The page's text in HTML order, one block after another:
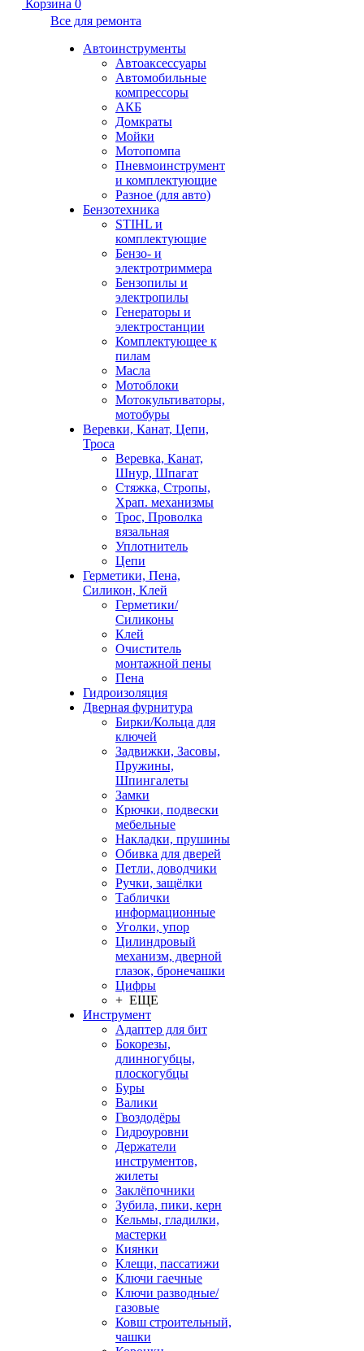
Корзина 0
Все для ремонта
Автоинструменты
Автоаксессуары
Автомобильные
компрессоры
АКБ
Домкраты
Мойки
Мотопомпа
Пневмоинструмент
и комплектующие
Разное (для авто)
Бензотехника
STIHL и
комплектующие
Бензо- и
электротриммера
Бензопилы и
электропилы
Генераторы и
электростанции
Комплектующее к
пилам
Масла
Мотоблоки
Мотокультиваторы,
мотобуры
Веревки, Канат, Цепи,
Троса
Веревка, Канат,
Шнур, Шпагат
Стяжка, Стропы,
Храп. механизмы
Трос, Проволка
вязальная
Уплотнитель
Цепи
Герметики, Пена,
Силикон, Клей
Герметики/
Силиконы
Клей
Очиститель
монтажной пены
Пена
Гидроизоляция
Дверная фурнитура
Бирки/Кольца для
ключей
Задвижки, Засовы,
Пружины,
Шпингалеты
Замки
Крючки, подвески
мебельные
Накладки, прушины
Обивка для дверей
Петли, доводчики
Ручки, защёлки
Таблички
информационные
Уголки, упор
Цилиндровый
механизм, дверной
глазок, бронечашки
Цифры
+ ЕЩЕ
Инструмент
Адаптер для бит
Бокорезы,
длинногубцы,
плоскогубцы
Буры
Валики
Гвоздодёры
Гидроуровни
Держатели
инструментов,
жилеты
Заклёпочники
Зубила, пики, керн
Кельмы, гладилки,
мастерки
Киянки
Клещи, пассатижи
Ключи гаечные
Ключи разводные/
газовые
Ковш строительный,
чашки